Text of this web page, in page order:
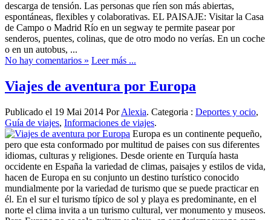
descarga de tensión. Las personas que ríen son más abiertas,
espontáneas, flexibles y colaborativas. EL PAISAJE: Visitar la Casa
de Campo o Madrid Río en un segway te permite pasear por
senderos, puentes, colinas, que de otro modo no verías. En un coche
o en un autobus, ...
No hay comentarios » Leer más ...
Viajes de aventura por Europa
Publicado el 19 Mai 2014 PorAlexia. Categoria : Deportes y ocio,
Guía de viajes, Informaciones de viajes.
Europa es un continente pequeño,
pero que esta conformado por multitud de paises con sus diferentes
idiomas, culturas y religiones. Desde oriente en Turquía hasta
occidente en España la variedad de climas, paisajes y estilos de vida,
hacen de Europa en su conjunto un destino turístico conocido
mundialmente por la variedad de turismo que se puede practicar en
él. En el sur el turismo típico de sol y playa es predominante, en el
norte el clima invita a un turismo cultural, ver monumento y museos.